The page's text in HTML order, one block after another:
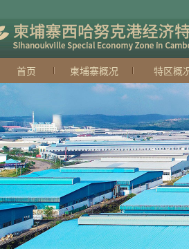
首页 柬埔寨概况 特区概